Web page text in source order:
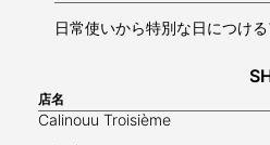
日常使いから特別な日につけ
店名
Calinouu Troisième